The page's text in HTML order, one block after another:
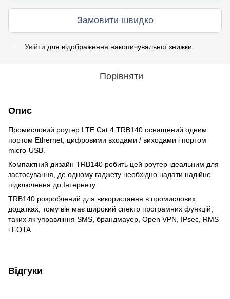
Замовити швидко
Увійти для відображення накопичувальної знижки
Порівняти
Опис
Промисловий роутер LTE Cat 4 TRB140 оснащений одним
портом Ethernet, цифровими входами / виходами і портом
micro-USB.
Компактний дизайн TRB140 робить цей роутер ідеальним для
застосування, де одному гаджету необхідно надати надійне
підключення до Інтернету.
TRB140 розроблений для використання в промислових
додатках, тому він має широкий спектр програмних функцій,
таких як управління SMS, брандмауер, Open VPN, IPsec, RMS
і FOTA.
Відгуки